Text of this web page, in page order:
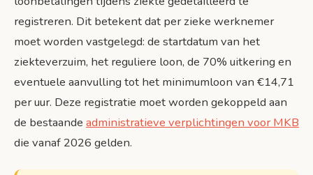
registreren. Dit betekent dat per zieke werknemer
moet worden vastgelegd: de startdatum van het
ziekteverzuim, het reguliere loon, de 70% uitkering en
eventuele aanvulling tot het minimumloon van €14,71
per uur. Deze registratie moet worden gekoppeld aan
de bestaande administratieve verplichtingen voor MKB
die vanaf 2026 gelden.